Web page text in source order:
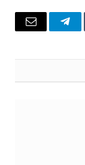
تيلقرامالبريد